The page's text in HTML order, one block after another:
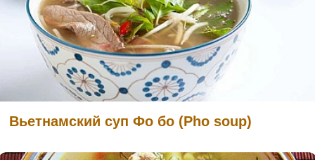
Вьетнамский суп Фо бо (Pho soup)